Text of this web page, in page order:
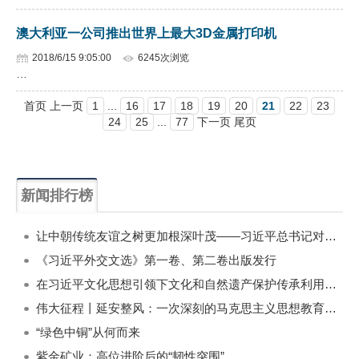
澳大利亚一公司推出世界上最大3D金属打印机
2018/6/15 9:05:00 6245次浏览
首页 上一页 1 16 17 18 19 20 21 22
23
24
25 77 下一页 尾页
新闻排行榜
让中朝传统友谊之树更加根深叶茂——习近平总书记对朝鲜进行国事访问纪实
《习近平外交文选》第一卷、第二卷出版发行
在习近平文化思想引领下文化和自然遗产保护传承利用工作开创新局面
伟大征程丨延安整风：一次深刻的马克思主义思想教育运动
“绿色中铜”从何而来
紫金矿业：高位进阶后的“韧性突围”